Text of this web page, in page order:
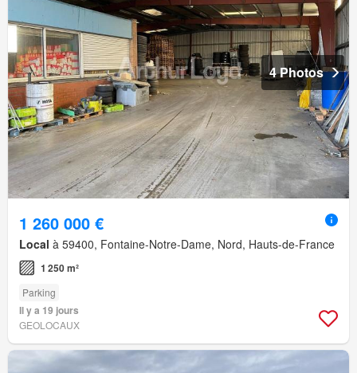
4 Photos
1 260 000 €
Local à 59400, Fontaine-Notre-Dame, Nord, Hauts-de-France
1 250 m²
Parking
Il y a 19 jours
GEOLOCAUX